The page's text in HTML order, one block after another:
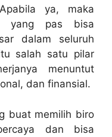
ya, maka
yang pas bisa
dalam seluruh
salah satu pilar
menuntut
dan finansial.
buat memilih biro
dan bisa